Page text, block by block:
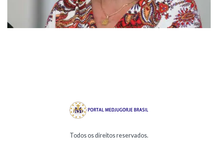
Todos os direitos reservados.